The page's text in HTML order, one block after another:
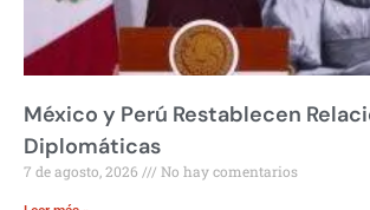
México y Perú Restablecen
Diplomáticas
7 de agosto, 2026 No hay comentarios